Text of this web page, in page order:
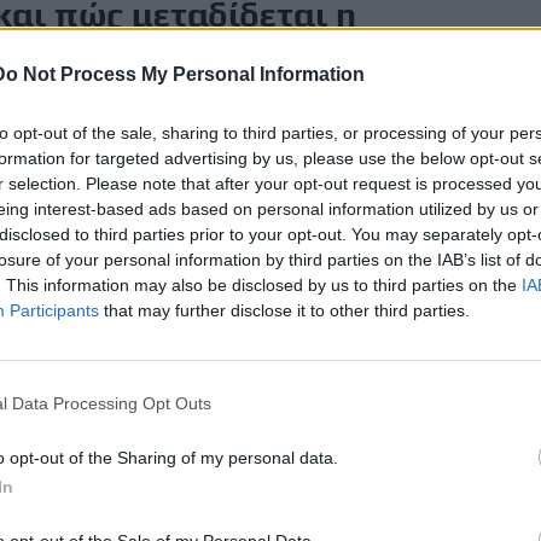
Not Process My Personal Information
opt-out of the sale, sharing to third parties, or processing of your
for targeted advertising by us, please use the below opt-out
selection. Please note that after your opt-out request is processed
interest-based ads based on personal information utilized by us
to third parties prior to your opt-out. You may separately
of your personal information by third parties on the IAB’s list of
This information may also be disclosed by us to third parties on the
Participants that may further disclose it to other third parties.
Data Processing Opt Outs
opt-out of the Sharing of my personal data.
πώς μεταδίδεται η
τους πνεύμονες.Μεταδίδεται μέσω του αέρα,
ή φταρνίζεται.
της Covid-19, που διατάραξε τις υπηρεσίες υγείας, τα
είπε η Τερέζα Κασάεβα, η επικεφαλής του τμήματος
μεταδιδόμενων νοσημάτων. «Οι δημοσιονομικές
να εξαλείψουν την πρόοδο που επιτύχαμε με δυσκολία,
επενδύσεις και τη διεθνή αλληλεγγύη, μπορούμε να
αυτή τη μάστιγα, μια για πάντα», τόνισε.
της φυματίωσης παραμένει στάσιμη από το
δολάρια για την πρόληψη, τη διάγνωση και τη
αυτού που απαιτείται (22 δισεκ. δολάρια) για την